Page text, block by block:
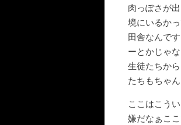
肉っぽさが
境にいるか
田舎なんで
ーとかじゃ
生徒たちか
たちもちゃ
ここはこう
嫌だなぁこ